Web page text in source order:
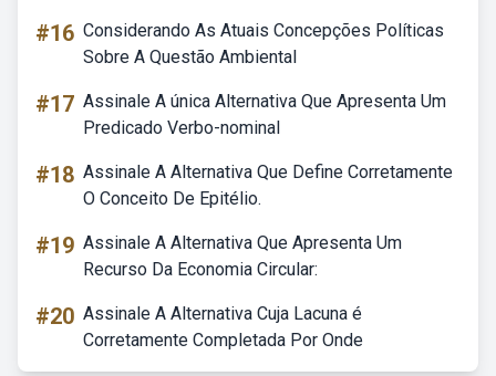
#16 Considerando As Atuais Concepções Políticas
Sobre A Questão Ambiental
#17 Assinale A única Alternativa Que Apresenta Um
Predicado Verbo-nominal
#18 Assinale A Alternativa Que Define Corretamente
O Conceito De Epitélio.
#19 Assinale A Alternativa Que Apresenta Um
Recurso Da Economia Circular:
#20 Assinale A Alternativa Cuja Lacuna é
Corretamente Completada Por Onde